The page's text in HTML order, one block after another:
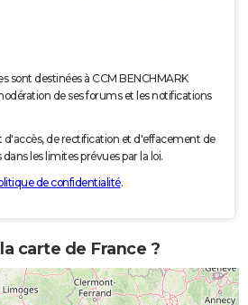
sont destinées à CCM BENCHMARK
de ses forums et les notifications
d'accès, de rectification et d'effacement de
les limites prévues par la loi.
de confidentialité.
carte de France ?